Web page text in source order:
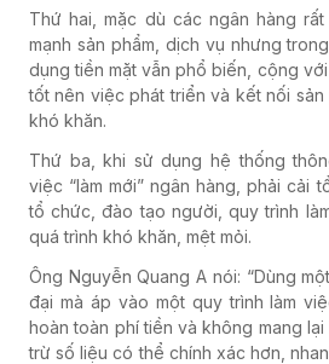
Thứ hai, mặc dù các ngân hàng
mạnh sản phẩm, dịch vụ nhưng
dụng tiền mặt vẫn phổ biến, cộng
tốt nên việc phát triển và kết nối
khó khăn.
Thứ ba, khi sử dụng hệ thống
việc “làm mới” ngân hàng, phải cải
tổ chức, đào tạo người, quy trình
quá trình khó khăn, mệt mỏi.
Ông Nguyễn Quang A nói: “Dùng
đại mà áp vào một quy trình làm
hoàn toàn phí tiền và không mang
trừ số liệu có thể chính xác hơn,